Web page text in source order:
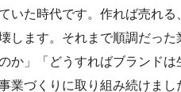
いた時代です。作れば売れ
します。それまで順調だった
か」「どうすればブランド
業づくりに取り組み続けま